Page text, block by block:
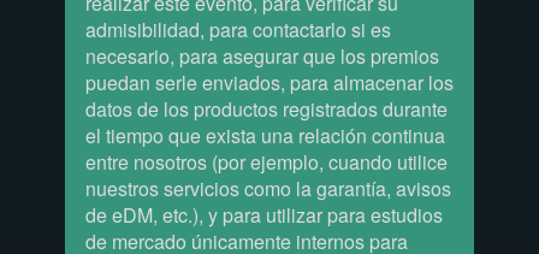
admisibilidad, para contactarlo si es
necesario, para asegurar que los premios
puedan serle enviados, para almacenar los
datos de los productos registrados durante
el tiempo que exista una relación continua
entre nosotros (por ejemplo, cuando utilice
nuestros servicios como la garantía, avisos
de eDM, etc.), y para utilizar para estudios
de mercado únicamente internos para